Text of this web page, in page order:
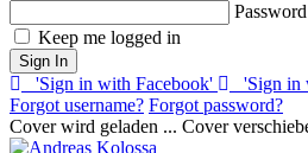
Password
Keep me logged in
Sign In
'Sign in with Facebook'
'Sign in
Forgot username? Forgot password?
Cover wird geladen ... Cover